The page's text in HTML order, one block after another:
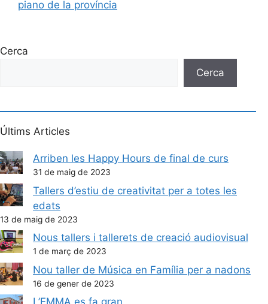
piano de la província
Cerca
Cerca
Últims Articles
Arriben les Happy Hours de final de curs
31 de maig de 2023
Tallers d’estiu de creativitat per a totes les
edats
13 de maig de 2023
Nous tallers i tallerets de creació audiovisual
1 de març de 2023
Nou taller de Música en Família per a nadons
16 de gener de 2023